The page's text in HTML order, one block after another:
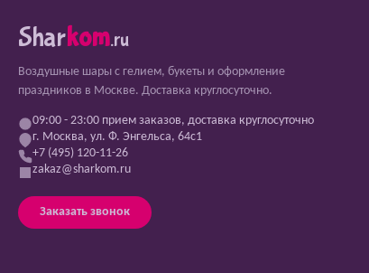
Sharkom.ru
Воздушные шары с гелием, букеты и оформление
праздников в Москве. Доставка круглосуточно.
09:00 - 23:00 прием заказов, доставка круглосуточно
г. Москва, ул. Ф. Энгельса, 64с1
+7 (495) 120-11-26
zakaz@sharkom.ru
Заказать звонок